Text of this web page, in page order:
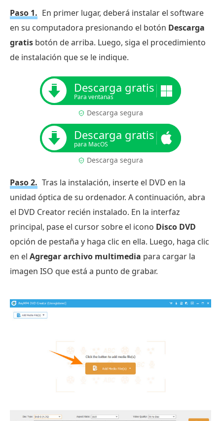
Paso 1. En primer lugar, deberá instalar el software
en su computadora presionando el botón Descarga
gratis botón de arriba. Luego, siga el procedimiento
de instalación que se le indique.
Descarga gratis
Para ventanas
Descarga segura
Descarga gratis
para MacOS
Descarga segura
Paso 2. Tras la instalación, inserte el DVD en la
unidad óptica de su ordenador. A continuación, abra
el DVD Creator recién instalado. En la interfaz
principal, pase el cursor sobre el icono Disco DVD
opción de pestaña y haga clic en ella. Luego, haga clic
en el Agregar archivo multimedia para cargar la
imagen ISO que está a punto de grabar.